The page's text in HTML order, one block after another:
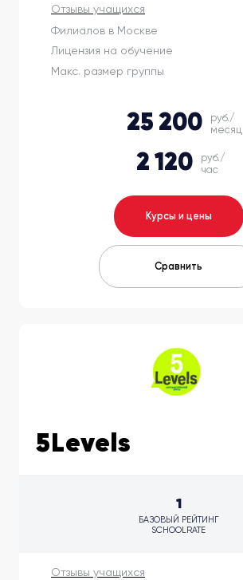
Отзывы учащихся
Филиалов в Москве
Макс. размер группы
Лицензия на обучение
25 200
руб./
месяц
2 120
руб./
час
Курсы и цены
Сравнить
5Levels
Отзывы учащихся
1
БАЗОВЫЙ РЕЙТИНГ
SCHOOLRATE